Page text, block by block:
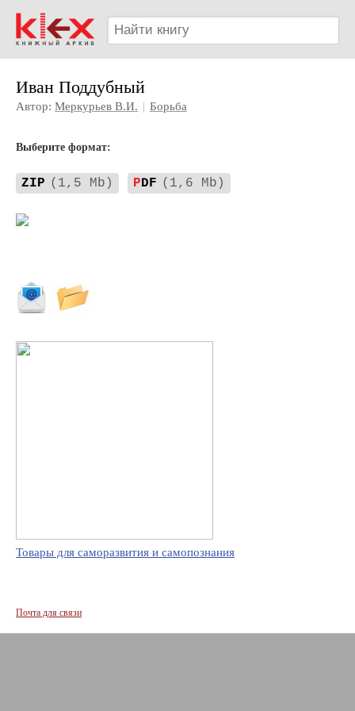
Иван Поддубный
Автор: Меркурьев В.И. | Борьба
Выберите формат:
ZIP (1,5 Mb) PDF (1,6 Mb)
Товары для саморазвития и самопознания
Почта для связи